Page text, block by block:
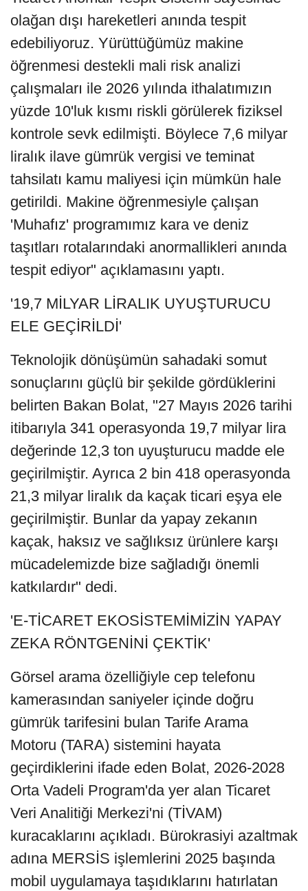
olağan dışı hareketleri anında tespit
edebiliyoruz. Yürüttüğümüz makine
öğrenmesi destekli mali risk analizi
çalışmaları ile 2026 yılında ithalatımızın
yüzde 10'luk kısmı riskli görülerek fiziksel
kontrole sevk edilmişti. Böylece 7,6 milyar
liralık ilave gümrük vergisi ve teminat
tahsilatı kamu maliyesi için mümkün hale
getirildi. Makine öğrenmesiyle çalışan
'Muhafız' programımız kara ve deniz
taşıtları rotalarındaki anormallikleri anında
tespit ediyor" açıklamasını yaptı.
'19,7 MİLYAR LİRALIK UYUŞTURUCU
ELE GEÇİRİLDİ'
Teknolojik dönüşümün sahadaki somut
sonuçlarını güçlü bir şekilde gördüklerini
belirten Bakan Bolat, "27 Mayıs 2026 tarihi
itibarıyla 341 operasyonda 19,7 milyar lira
değerinde 12,3 ton uyuşturucu madde ele
geçirilmiştir. Ayrıca 2 bin 418 operasyonda
21,3 milyar liralık da kaçak ticari eşya ele
geçirilmiştir. Bunlar da yapay zekanın
kaçak, haksız ve sağlıksız ürünlere karşı
mücadelemizde bize sağladığı önemli
katkılardır" dedi.
'E-TİCARET EKOSİSTEMİMİZİN YAPAY
ZEKA RÖNTGENİNİ ÇEKTİK'
Görsel arama özelliğiyle cep telefonu
kamerasından saniyeler içinde doğru
gümrük tarifesini bulan Tarife Arama
Motoru (TARA) sistemini hayata
geçirdiklerini ifade eden Bolat, 2026-2028
Orta Vadeli Program'da yer alan Ticaret
Veri Analitiği Merkezi'ni (TİVAM)
kuracaklarını açıkladı. Bürokrasiyi azaltmak
adına MERSİS işlemlerini 2025 başında
mobil uygulamaya taşıdıklarını hatırlatan